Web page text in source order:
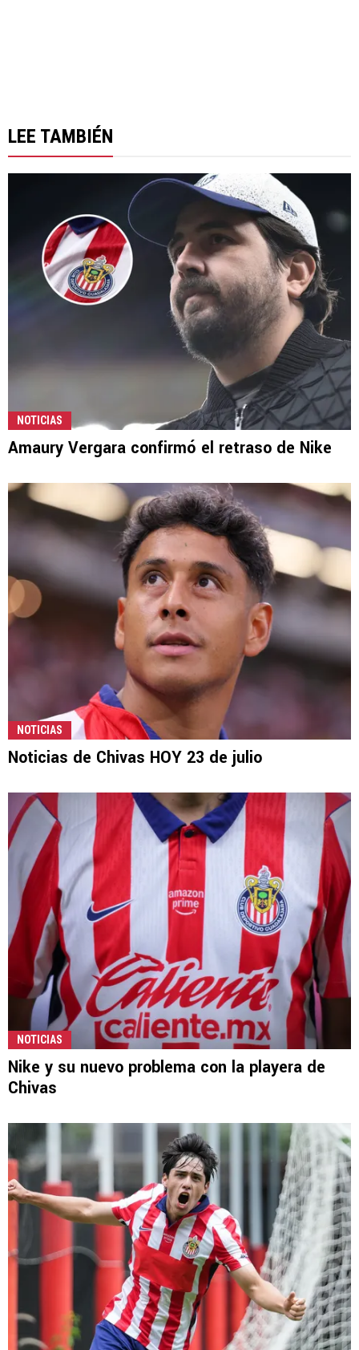
LEE TAMBIÉN
NOTICIAS
Amaury Vergara confirmó el retraso de Nike
NOTICIAS
Noticias de Chivas HOY 23 de julio
NOTICIAS
Nike y su nuevo problema con la playera de
Chivas